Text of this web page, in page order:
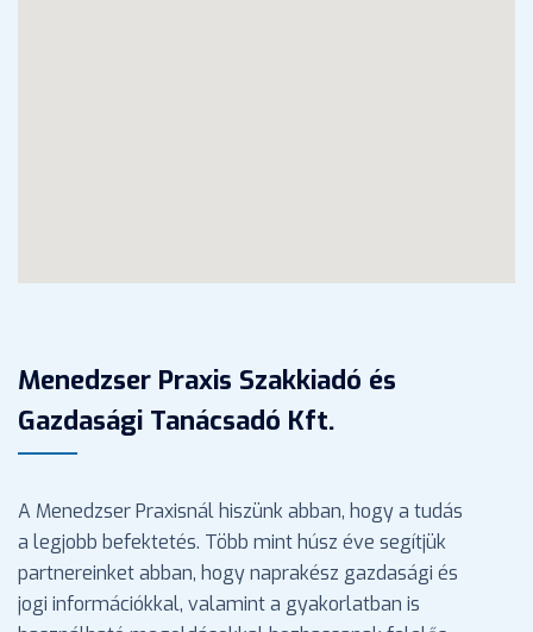
Menedzser Praxis Szakkiadó és
Gazdasági Tanácsadó Kft.
A Menedzser Praxisnál hiszünk abban, hogy a tudás
a legjobb befektetés. Több mint húsz éve segítjük
partnereinket abban, hogy naprakész gazdasági és
jogi információkkal, valamint a gyakorlatban is